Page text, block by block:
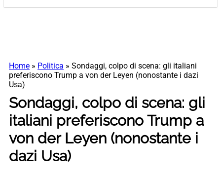
Home » Politica » Sondaggi, colpo di scena: gli italiani
preferiscono Trump a von der Leyen (nonostante i dazi
Usa)
Sondaggi, colpo di scena: gli
italiani preferiscono Trump a
von der Leyen (nonostante i
dazi Usa)